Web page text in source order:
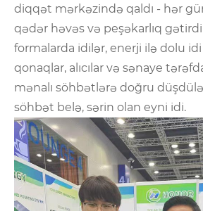
diqqət mərkəzində qaldı - hər
qədər həvəs və peşəkarlıq
formalarda idilər, enerji ilə dolu
qonaqlar, alıcılar və sənaye
mənalı söhbətlərə doğru
söhbət belə, sərin olan eyni idi.